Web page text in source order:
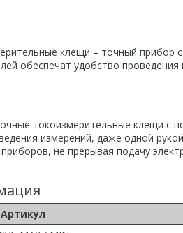
клещи – точный прибор
обеспечат удобство
токоизмерительные клещи с
измерений, даже одной
не прерывая подачу
Артикул